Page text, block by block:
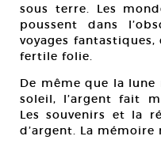
sous terre. Les
poussent dans
voyages
fertile folie.
De même que la
soleil, l’argent fait
Les souvenirs et la
d’argent. La